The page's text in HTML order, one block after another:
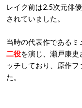
レイク前は2.5次元俳
されていました。
当時の代表作であるミ
二役を演じ、瀬戸康
ッチしており、原作
た。